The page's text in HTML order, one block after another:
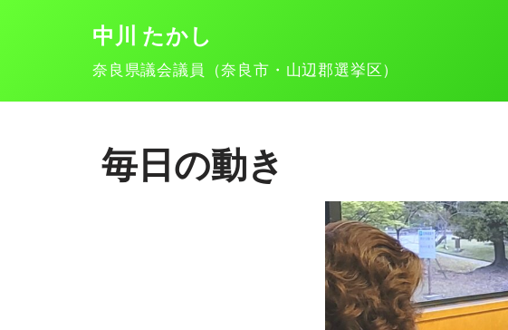
中川 たかし
奈良県議会議員（奈良市・山辺郡選挙区）
毎日の動き